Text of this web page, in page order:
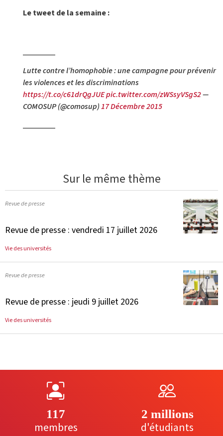
Le tweet de la semaine :
Lutte contre l’homophobie : une campagne pour prévenir
les violences et les discriminations
https://t.co/c61drQgJUEpic.twitter.com/zWSsyVSgS2—
COMOSUP (@comosup)17 Décembre 2015
Sur le même thème
Revue de presse
Revue de presse : vendredi 17 juillet 2026
Vie des universités
Revue de presse
Revue de presse : jeudi 9 juillet 2026
Vie des universités
117
membres
2 millions
d'étudiants